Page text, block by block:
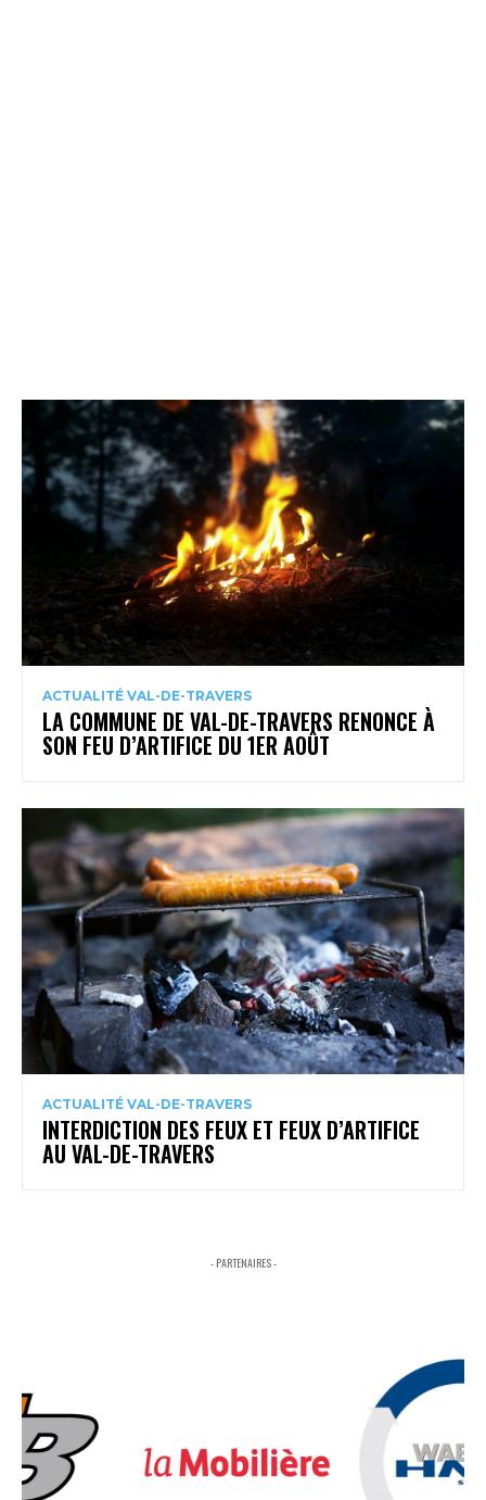
ACTUALITÉ VAL-DE-TRAVERS
LA COMMUNE DE VAL-DE-TRAVERS RENONCE À
SON FEU D’ARTIFICE DU 1ER AOÛT
ACTUALITÉ VAL-DE-TRAVERS
INTERDICTION DES FEUX ET FEUX D’ARTIFICE
AU VAL-DE-TRAVERS
- PARTENAIRES -